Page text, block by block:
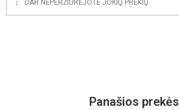
DAR NEPERŽIŪRĖJOTE JOKIŲ PREKIŲ.
Panašios prekės